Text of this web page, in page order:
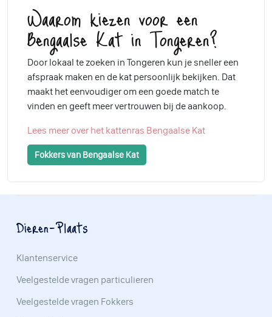
Waarom kiezen voor een
Bengaalse Kat in Tongeren?
Door lokaal te zoeken in Tongeren kun je sneller een
afspraak maken en de kat persoonlijk bekijken. Dat
maakt het eenvoudiger om een goede match te
vinden en geeft meer vertrouwen bij de aankoop.
Lees meer over het kattenras Bengaalse Kat
Fokkers van Bengaalse Kat
Dieren-Plaats
Klantenservice
Veelgestelde vragen particulieren
Veelgestelde vragen Fokkers